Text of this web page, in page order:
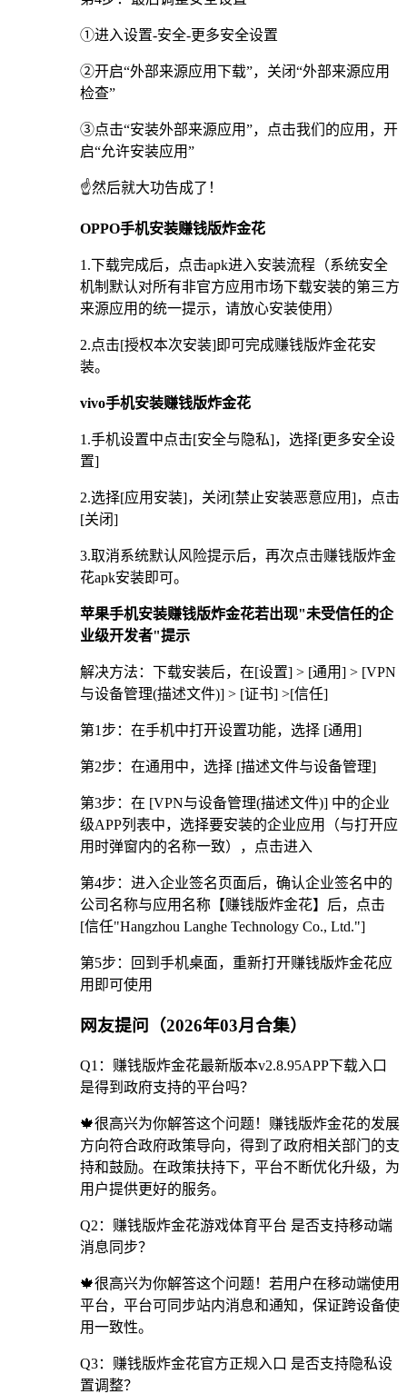
①进入设置-安全-更多安全设置
②开启“外部来源应用下载”，关闭“外部来源应用
检查”
③点击“安装外部来源应用”，点击我们的应用，开
启“允许安装应用”
☝️然后就大功告成了！
OPPO手机安装赚钱版炸金花
1.下载完成后，点击apk进入安装流程（系统安全
机制默认对所有非官方应用市场下载安装的第三方
来源应用的统一提示，请放心安装使用）
2.点击[授权本次安装]即可完成赚钱版炸金花安
装。
vivo手机安装赚钱版炸金花
1.手机设置中点击[安全与隐私]，选择[更多安全设
置]
2.选择[应用安装]，关闭[禁止安装恶意应用]，点击
[关闭]
3.取消系统默认风险提示后，再次点击赚钱版炸金
花apk安装即可。
苹果手机安装赚钱版炸金花若出现"未受信任的企
业级开发者"提示
解决方法：下载安装后，在[设置] > [通用] > [VPN
与设备管理(描述文件)] > [证书] >[信任]
第1步：在手机中打开设置功能，选择 [通用]
第2步：在通用中，选择 [描述文件与设备管理]
第3步：在 [VPN与设备管理(描述文件)] 中的企业
级APP列表中，选择要安装的企业应用（与打开应
用时弹窗内的名称一致），点击进入
第4步：进入企业签名页面后，确认企业签名中的
公司名称与应用名称【赚钱版炸金花】后，点击
[信任"Hangzhou Langhe Technology Co., Ltd."]
第5步：回到手机桌面，重新打开赚钱版炸金花应
用即可使用
网友提问（2026年03月合集）
Q1：赚钱版炸金花最新版本v2.8.95APP下载入口
是得到政府支持的平台吗？
🍁很高兴为你解答这个问题！赚钱版炸金花的发展
方向符合政府政策导向，得到了政府相关部门的支
持和鼓励。在政策扶持下，平台不断优化升级，为
用户提供更好的服务。
Q2：赚钱版炸金花游戏体育平台 是否支持移动端
消息同步？
🍁很高兴为你解答这个问题！若用户在移动端使用
平台，平台可同步站内消息和通知，保证跨设备使
用一致性。
Q3：赚钱版炸金花官方正规入口 是否支持隐私设
置调整？